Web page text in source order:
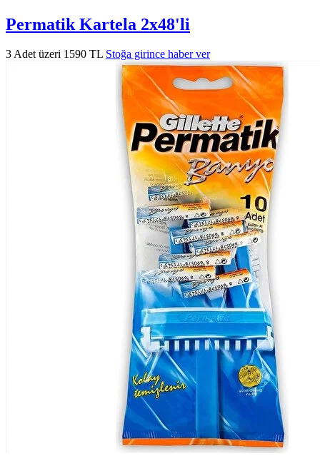
Permatik Kartela 2x48'li
3 Adet üzeri 1590 TL Stoğa girince haber ver